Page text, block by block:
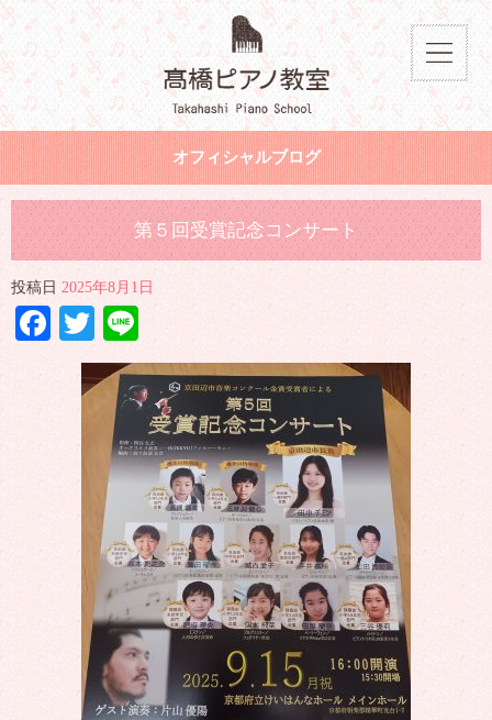
オフィシャルブログ
第５回受賞記念コンサート
投稿日 2025年8月1日
Facebook
Twitter